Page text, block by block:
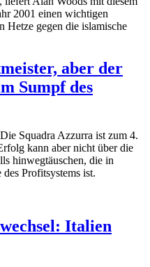
2001 einen wichtigen
Hetze gegen die islamische
aber der
Sumpf des
Squadra Azzurra ist zum 4.
kann aber nicht über die
hinwegtäuschen, die in
Profitsystems ist.
Italien